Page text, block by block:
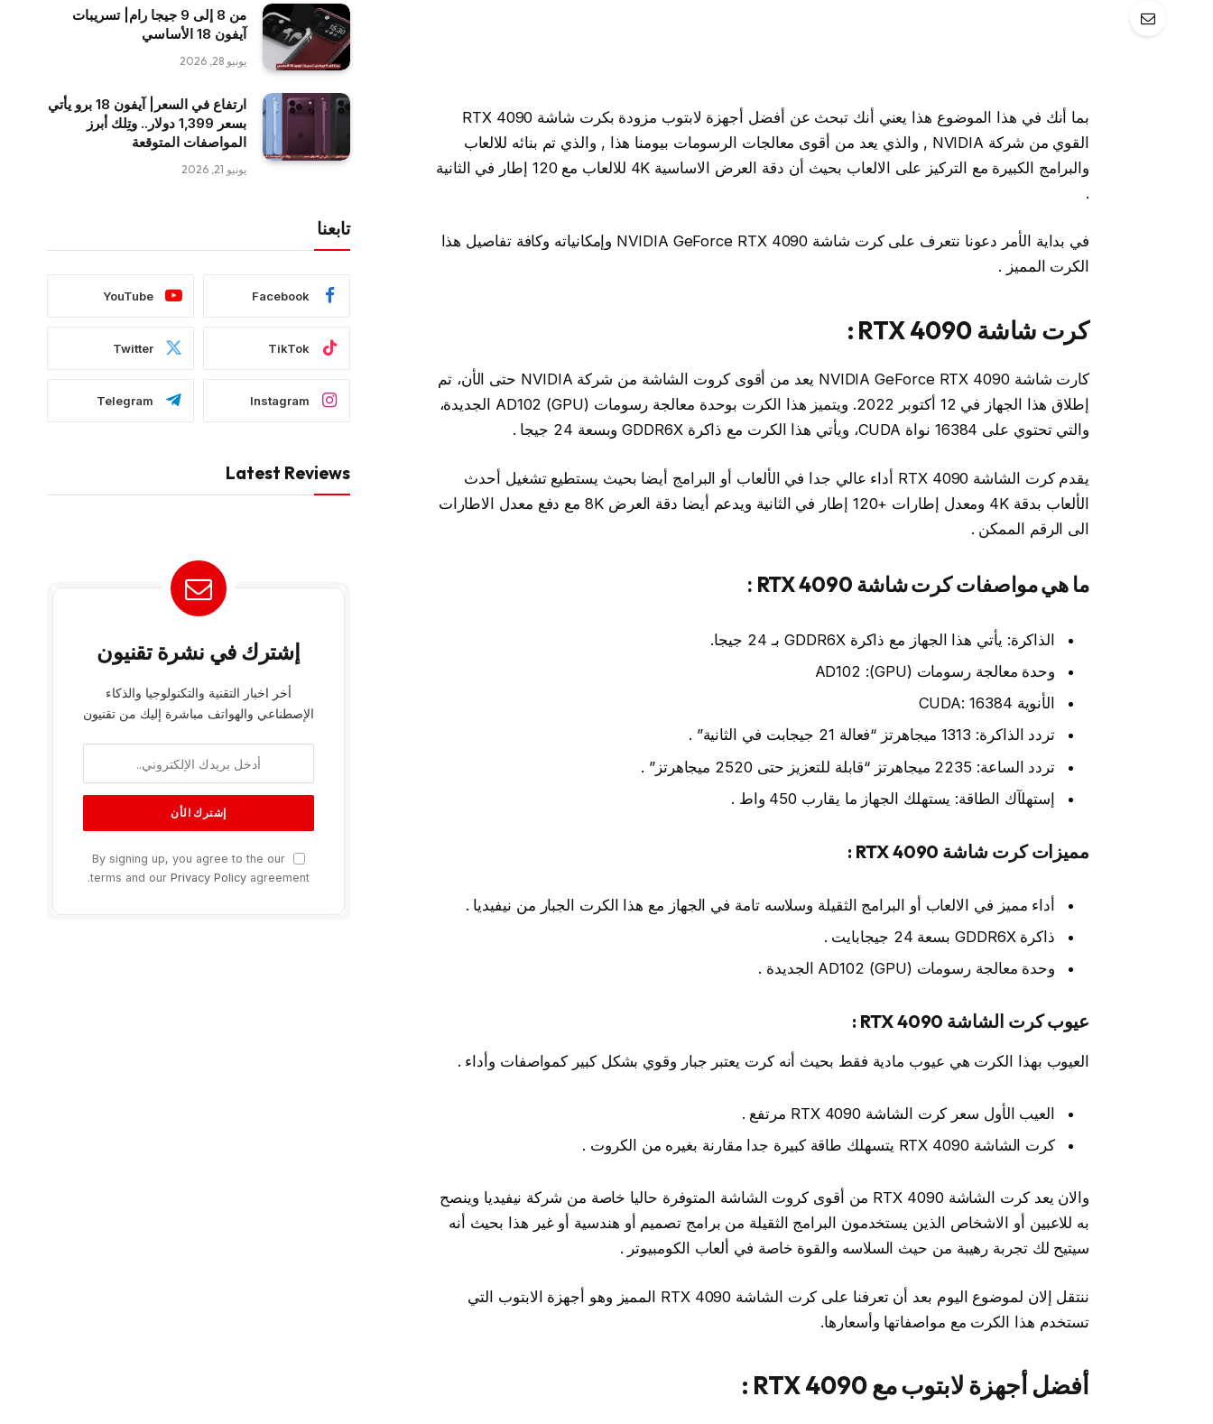
بما أنك في هذا الموضوع هذا يعني أنك تبحث عن أفضل أجهزة لابتوب مزودة بكرت شاشة RTX 4090
القوي من شركة NVIDIA , والذي يعد من أقوى معالجات الرسومات بيومنا هذا , والذي تم بنائه للالعاب
والبرامج الكبيرة مع التركيز على الالعاب بحيث أن دقة العرض الاساسية 4K للالعاب مع 120 إطار في الثانية
.
في بداية الأمر دعونا نتعرف على كرت شاشة NVIDIA GeForce RTX 4090 وإمكانياته وكافة تفاصيل هذا
الكرت المميز .
كرت شاشة RTX 4090 :
كارت شاشة NVIDIA GeForce RTX 4090 يعد من أقوى كروت الشاشة من شركة NVIDIA حتى الأن، تم
إطلاق هذا الجهاز في 12 أكتوبر 2022. ويتميز هذا الكرت بوحدة معالجة رسومات (GPU) AD102 الجديدة،
والتي تحتوي على 16384 نواة CUDA، ويأتي هذا الكرت مع ذاكرة GDDR6X وبسعة 24 جيجا .
يقدم كرت الشاشة RTX 4090 أداء عالي جدا في الألعاب أو البرامج أيضا بحيث يستطيع تشغيل أحدث
الألعاب بدقة 4K ومعدل إطارات +120 إطار في الثانية ويدعم أيضا دقة العرض 8K مع دفع معدل الاطارات
الى الرقم الممكن .
ما هي مواصفات كرت شاشة RTX 4090 :
الذاكرة: يأتي هذا الجهاز مع ذاكرة GDDR6X بـ 24 جيجا.
وحدة معالجة رسومات (GPU): AD102
الأنوية CUDA: 16384
تردد الذاكرة: 1313 ميجاهرتز “فعالة 21 جيجابت في الثانية” .
تردد الساعة: 2235 ميجاهرتز “قابلة للتعزيز حتى 2520 ميجاهرتز” .
إستهلآك الطاقة: يستهلك الجهاز ما يقارب 450 واط .
مميزات كرت شاشة RTX 4090 :
أداء مميز في الالعاب أو البرامج الثقيلة وسلاسه تامة في الجهاز مع هذا الكرت الجبار من نيفيديا .
ذاكرة GDDR6X بسعة 24 جيجابايت .
وحدة معالجة رسومات (GPU) AD102 الجديدة .
عيوب كرت الشاشة RTX 4090 :
العيوب بهذا الكرت هي عيوب مادية فقط بحيث أنه كرت يعتبر جبار وقوي بشكل كبير كمواصفات وأداء .
العيب الأول سعر كرت الشاشة RTX 4090 مرتفع .
كرت الشاشة RTX 4090 يتسهلك طاقة كبيرة جدا مقارنة بغيره من الكروت .
والان يعد كرت الشاشة RTX 4090 من أقوى كروت الشاشة المتوفرة حاليا خاصة من شركة نيفيديا وينصح
به للاعبين أو الاشخاص الذين يستخدمون البرامج الثقيلة من برامج تصميم أو هندسية أو غير هذا بحيث أنه
سيتيح لك تجربة رهيبة من حيث السلاسه والقوة خاصة في ألعاب الكومبيوتر .
ننتقل إلان لموضوع اليوم بعد أن تعرفنا على كرت الشاشة RTX 4090 المميز وهو أجهزة الابتوب التي
تستخدم هذا الكرت مع مواصفاتها وأسعارها.
أفضل أجهزة لابتوب مع RTX 4090 :
من 8 إلى 9 جيجا رام| تسريبات
آيفون 18 الأساسي
يونيو 28, 2026
ارتفاع في السعر| آيفون 18 برو يأتي
بسعر 1,399 دولار.. وتِلك أبرز
المواصفات المتوقعة
يونيو 21, 2026
تابعنا
Facebook
YouTube
TikTok
Twitter
Instagram
Telegram
Latest Reviews
إشترك في نشرة تقنيون
أخر اخبار التقنية والتكنولوجيا والذكاء
الإصطناعي والهواتف مباشرة إليك من تقنيون
By signing up, you agree to the our
terms and our Privacy Policy agreement.